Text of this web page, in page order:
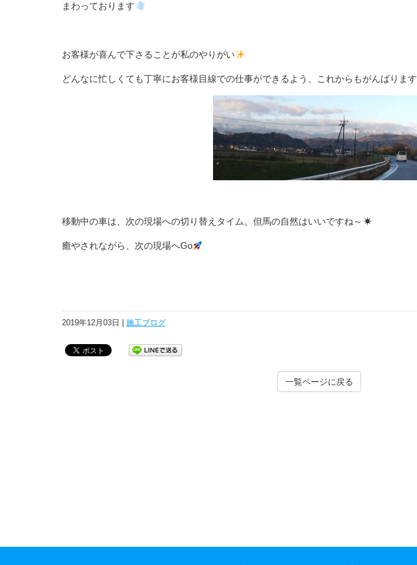
まわっております
お客様が喜んで下さることが私のやりがい
どんなに忙しくても丁寧にお客様目線での仕事ができるよう、これからもがんばります
移動中の車は、次の現場への切り替えタイム。但馬の自然はいいですね～
癒やされながら、次の現場へGo
2019年12月03日 | 施工ブログ
一覧ページに戻る